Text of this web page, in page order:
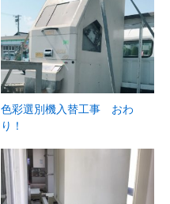
色彩選別機入替工事 おわ
り！